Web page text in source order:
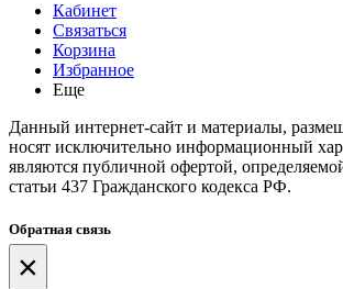
Кабинет
Связаться
Корзина
Избранное
Еще
Данный интернет-сайт и материалы,
носят исключительно информационный
являются публичной офертой,
статьи 437 Гражданского кодекса РФ.
Обратная связь
×